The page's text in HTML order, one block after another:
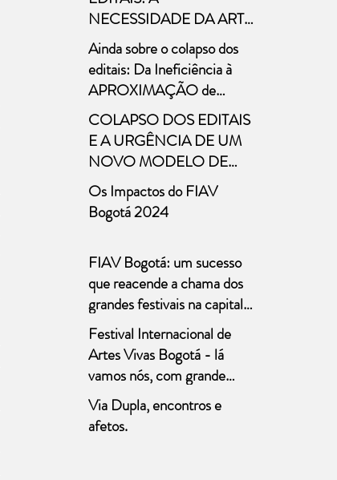
NECESSIDADE DA ARTE
A necessária distinção entre
cultura e arte nas políticas
públicas
Ainda sobre o colapso dos
editais: Da Ineficiência à
APROXIMAÇÃO de
Novos Modelos
COLAPSO DOS EDITAIS
E A URGÊNCIA DE UM
NOVO MODELO DE
FOMENTO Marcelo
Bones – 29/abril/2025
Os Impactos do FIAV
Bogotá 2024
FIAV Bogotá: um sucesso
que reacende a chama dos
grandes festivais na capital
colombiana
Festival Internacional de
Artes Vivas Bogotá - lá
vamos nós, com grande
expectativa!!!
Via Dupla, encontros e
afetos.